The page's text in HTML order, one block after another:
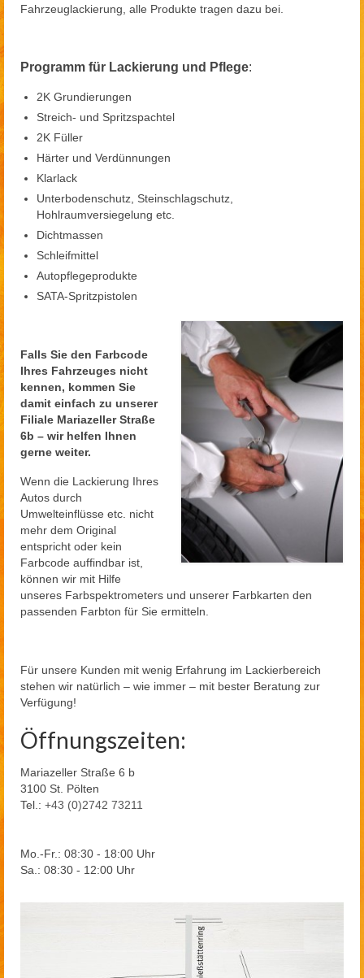
Fahrzeuglackierung, alle Produkte tragen dazu bei.
Programm für Lackierung und Pflege:
2K Grundierungen
Streich- und Spritzspachtel
2K Füller
Härter und Verdünnungen
Klarlack
Unterbodenschutz, Steinschlagschutz,
Hohlraumversiegelung etc.
Dichtmassen
Schleifmittel
Autopflegeprodukte
SATA-Spritzpistolen
Falls Sie den Farbcode
Ihres Fahrzeuges nicht
kennen, kommen Sie
damit einfach zu unserer
Filiale Mariazeller Straße
6b – wir helfen Ihnen
gerne weiter.
Wenn die Lackierung Ihres
Autos durch
Umwelteinflüsse etc. nicht
mehr dem Original
entspricht oder kein
Farbcode auffindbar ist,
können wir mit Hilfe
unseres Farbspektrometers und unserer Farbkarten den
passenden Farbton für Sie ermitteln.
Für unsere Kunden mit wenig Erfahrung im Lackierbereich
stehen wir natürlich – wie immer – mit bester Beratung zur
Verfügung!
Öffnungszeiten:
Mariazeller Straße 6 b
3100 St. Pölten
Tel.: +43 (0)2742 73211
Mo.-Fr.: 08:30 - 18:00 Uhr
Sa.: 08:30 - 12:00 Uhr